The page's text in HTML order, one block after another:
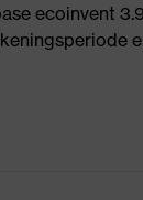
ecoinvent